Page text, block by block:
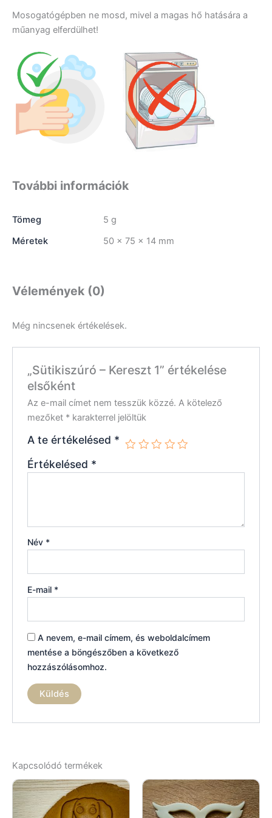
Mosogatógépben ne mosd, mivel a magas hő hatására a
műanyag elferdülhet!
További információk
Tömeg
5 g
Méretek
50 × 75 × 14 mm
Vélemények (0)
Még nincsenek értékelések.
„Sütikiszúró – Kereszt 1” értékelése
elsőként
Az e-mail címet nem tesszük közzé. A kötelező
mezőket * karakterrel jelöltük
A te értékelésed *
Értékelésed *
Név *
E-mail *
A nevem, e-mail címem, és weboldalcímem
mentése a böngészőben a következő
hozzászólásomhoz.
Kapcsolódó termékek